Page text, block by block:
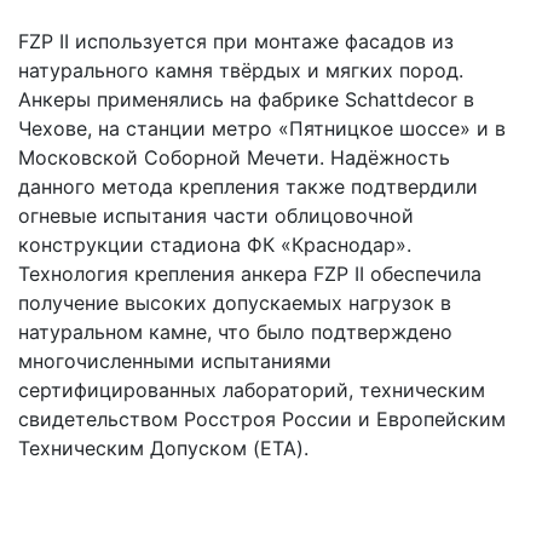
FZP II используется при монтаже фасадов из
натурального камня твёрдых и мягких пород.
Анкеры применялись на фабрике Schattdecor в
Чехове, на станции метро «Пятницкое шоссе» и в
Московской Соборной Мечети. Надёжность
данного метода крепления также подтвердили
огневые испытания части облицовочной
конструкции стадиона ФК «Краснодар».
Технология крепления анкера FZP II обеспечила
получение высоких допускаемых нагрузок в
натуральном камне, что было подтверждено
многочисленными испытаниями
сертифицированных лабораторий, техническим
свидетельством Росстроя России и Европейским
Техническим Допуском (ETA).